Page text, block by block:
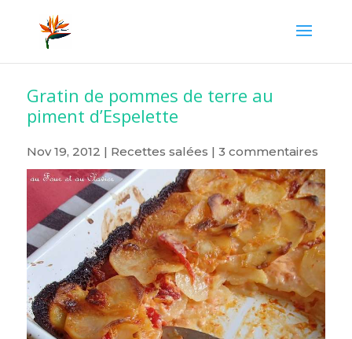
Gratin de pommes de terre au
piment d’Espelette
Nov 19, 2012 | Recettes salées | 3 commentaires